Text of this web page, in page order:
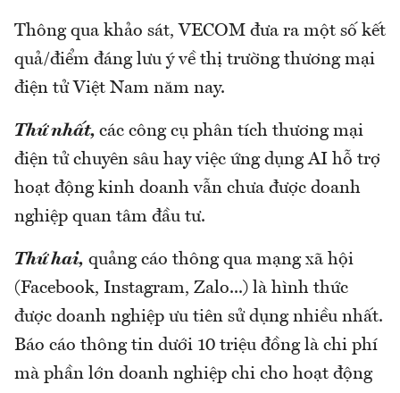
Thông qua khảo sát, VECOM đưa ra một số kết
quả/điểm đáng lưu ý về thị trường thương mại
điện tử Việt Nam năm nay.
Thứ nhất, các công cụ phân tích thương mại
điện tử chuyên sâu hay việc ứng dụng AI hỗ trợ
hoạt động kinh doanh vẫn chưa được doanh
nghiệp quan tâm đầu tư.
Thứ hai, quảng cáo thông qua mạng xã hội
(Facebook, Instagram, Zalo...) là hình thức
được doanh nghiệp ưu tiên sử dụng nhiều nhất.
Báo cáo thông tin dưới 10 triệu đồng là chi phí
mà phần lớn doanh nghiệp chi cho hoạt động